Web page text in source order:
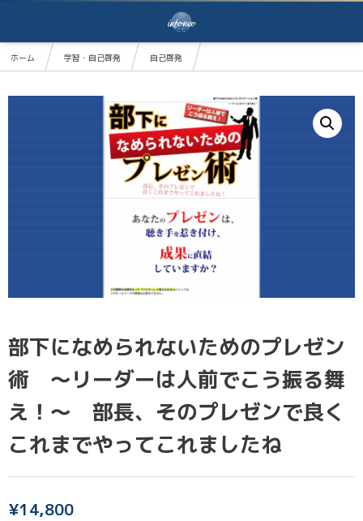
ホーム 学習・自己啓発
自己啓発
部下になめられないためのプレゼン
術 〜リーダーは人前でこう振る舞
え！〜 部長、そのプレゼンで良く
これまでやってこれましたね
¥14,800